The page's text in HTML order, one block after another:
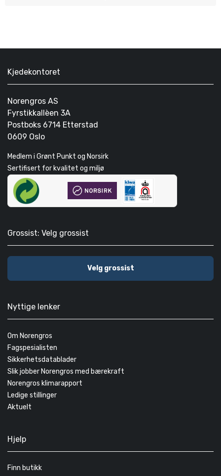
Kjedekontoret
Norengros AS
Fyrstikkallèen 3A
Postboks 6714 Etterstad
0609 Oslo
Medlem i Grønt Punkt og Norsirk
Sertifisert for kvalitet og miljø
Grossist: Velg grossist
Velg grossist
Nyttige lenker
Om Norengros
Fagspesialisten
Sikkerhetsdatablader
Slik jobber Norengros med bærekraft
Norengros klimarapport
Ledige stillinger
Aktuelt
Hjelp
Finn butikk